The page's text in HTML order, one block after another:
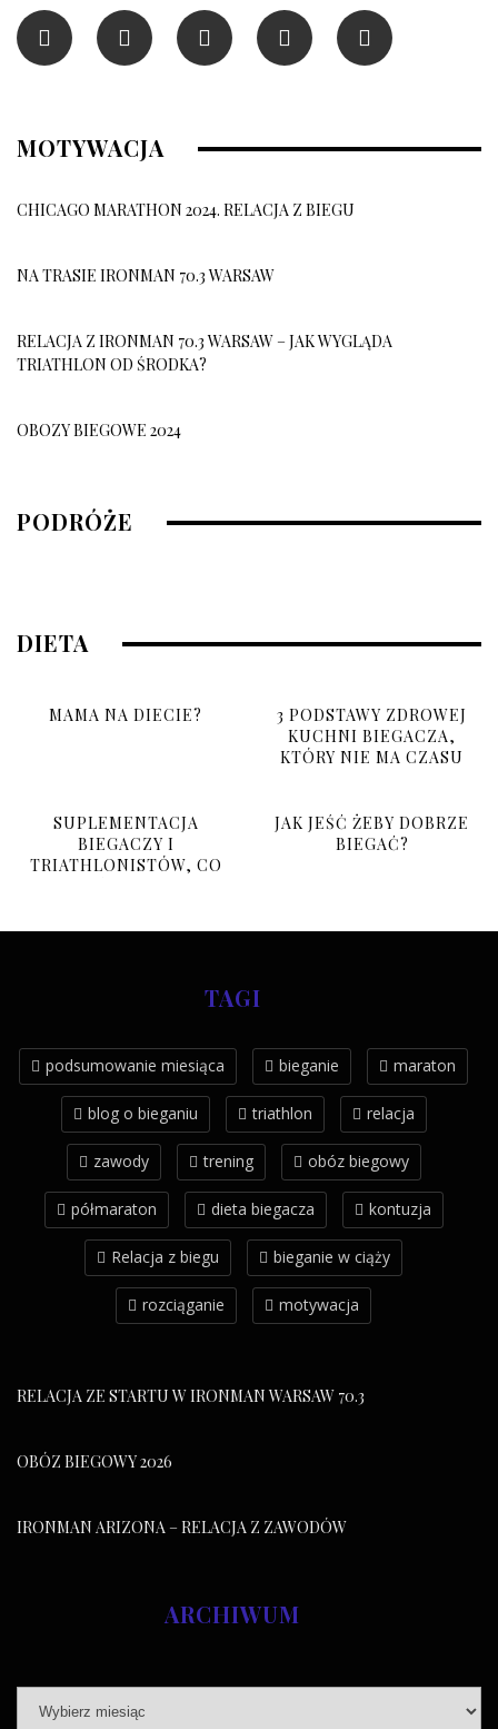
MOTYWACJA
CHICAGO MARATHON 2024. RELACJA Z BIEGU
NA TRASIE IRONMAN 70.3 WARSAW
RELACJA Z IRONMAN 70.3 WARSAW – JAK WYGLĄDA
TRIATHLON OD ŚRODKA?
OBOZY BIEGOWE 2024
PODRÓŻE
DIETA
MAMA NA DIECIE?
3 PODSTAWY ZDROWEJ
KUCHNI BIEGACZA,
KTÓRY NIE MA CZASU
SUPLEMENTACJA
BIEGACZY I
TRIATHLONISTÓW, CO
JAK JEŚĆ ŻEBY DOBRZE
BIEGAĆ?
TAGI
podsumowanie miesiąca bieganie maraton
blog o bieganiu triathlon relacja
zawody trening obóz biegowy
półmaraton dieta biegacza kontuzja
Relacja z biegu bieganie w ciąży
rozciąganie motywacja
RELACJA ZE STARTU W IRONMAN WARSAW 70.3
OBÓZ BIEGOWY 2026
IRONMAN ARIZONA – RELACJA Z ZAWODÓW
ARCHIWUM